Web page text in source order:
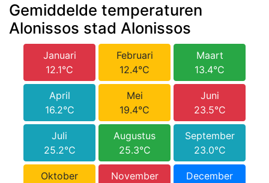
Gemiddelde temperaturen
Alonissos stad Alonissos
Januari
12.1°C
Februari
12.4°C
Maart
13.4°C
April
16.2°C
Mei
19.4°C
Juni
23.5°C
Juli
25.2°C
Augustus
25.3°C
September
23.0°C
Oktober
November
December